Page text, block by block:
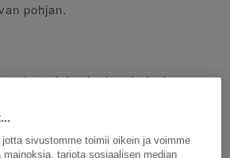
pohjan.
akustoivien lattiaratkaisujen
kuosin projektiisi akustista
sivustomme toimii oikein ja voimme
mainoksia, tarjota sosiaalisen median